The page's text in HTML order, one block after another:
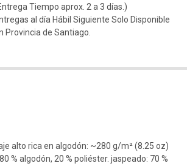
Tiempo aprox. 2 a 3 días.)
al día Hábil Siguiente Solo Disponible
Provincia de Santiago.
alto rica en algodón: ~280 g/m² (8.25 oz)
% algodón, 20 % poliéster. jaspeado: 70 %